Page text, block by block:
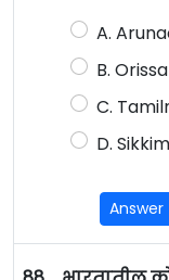
A.
B. Orissa
C.
D. Sikkim
Answer